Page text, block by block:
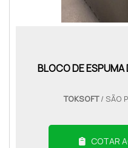
BLOCO DE ESPUMA
TOKSOFT/ SÃO
COTAR